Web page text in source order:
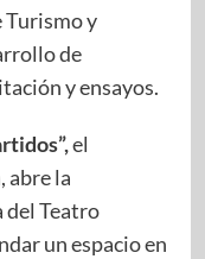
y
de
y ensayos.
el
abre la
del Teatro
un espacio en